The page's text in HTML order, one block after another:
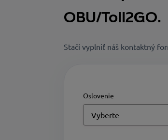
OBU/Toll2GO.
Stačí vyplniť náš kontaktný
Oslovenie